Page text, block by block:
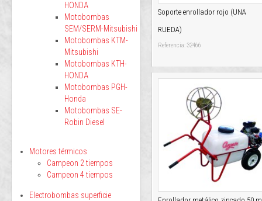
Soporte enrollador rojo (UNA
RUEDA)
Referencia: 32466
HONDA
Motobombas
SEM/SERM-Mitsubishi
Motobombas KTM-
Mitsubishi
Motobombas KTH-
HONDA
Motobombas PGH-
Honda
Motobombas SE-
Robin Diesel
Motores térmicos
Campeon 2 tiempos
Campeon 4 tiempos
Electrobombas superficie